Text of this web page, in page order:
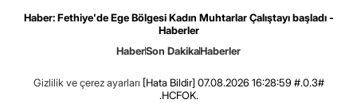
Haber: Fethiye'de Ege Bölgesi Kadın Muhtarlar Çalıştayı başladı -
Haberler
HaberSon DakikaHaberler
Gizlilik ve çerez ayarları [Hata Bildir] 07.08.2026 16:28:59 #.0.3#
.HCFOK.